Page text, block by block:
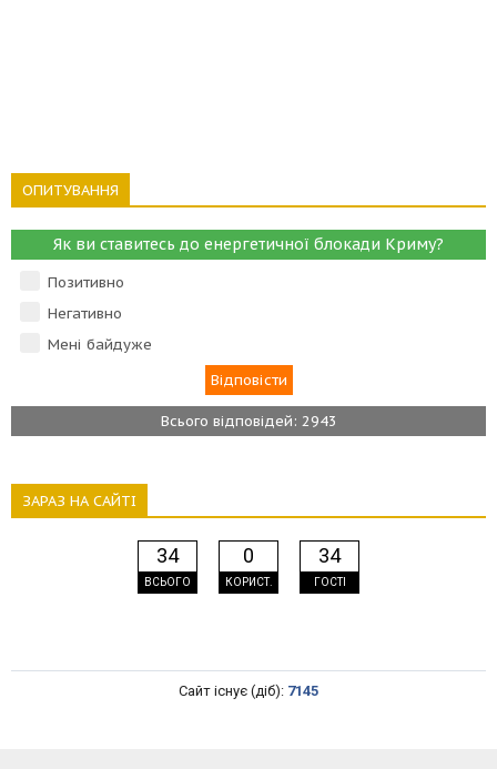
ОПИТУВАННЯ
Як ви ставитесь до енергетичної блокади Криму?
Позитивно
Негативно
Мені байдуже
Всього відповідей: 2943
ЗАРАЗ НА САЙТІ
34
ВСЬОГО
0
КОРИСТ.
34
ГОСТІ
Сайт існує (діб): 7145